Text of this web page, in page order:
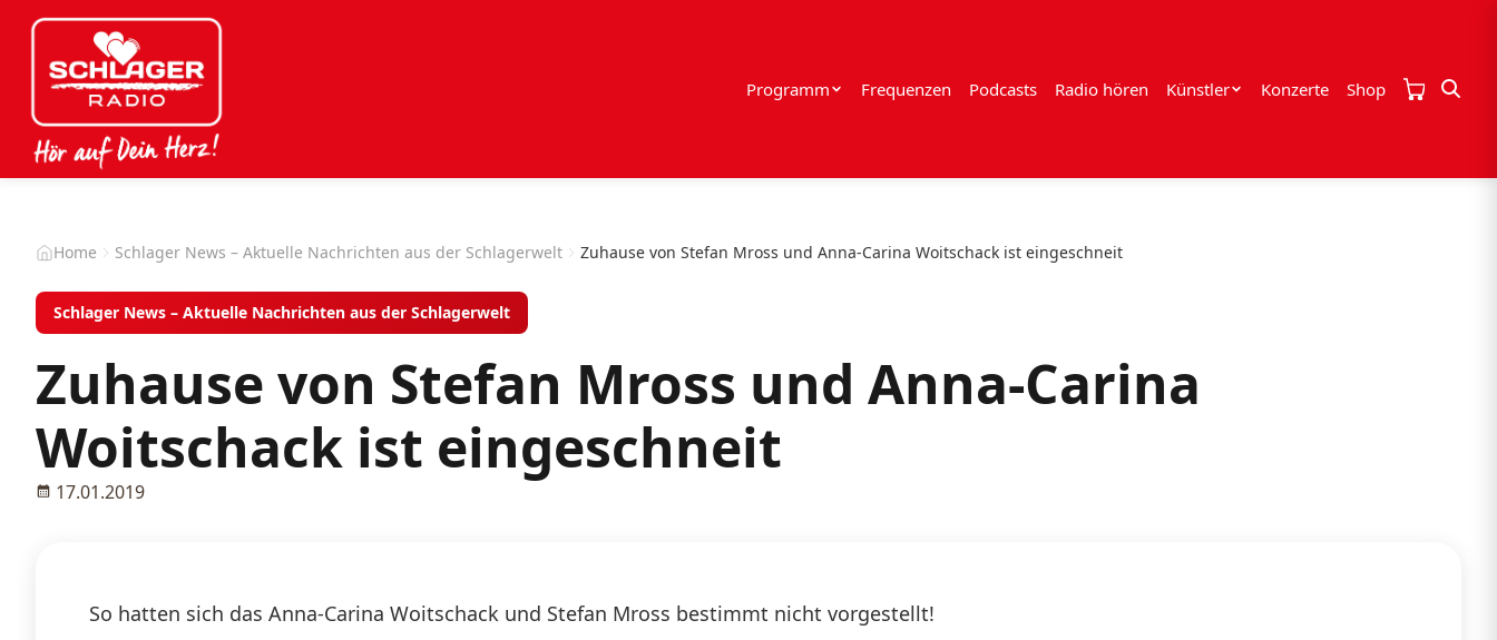
Programm Frequenzen Podcasts Radio hören Künstler Konzerte Shop
Home Schlager News – Aktuelle Nachrichten aus der Schlagerwelt Zuhause von Stefan Mross und Anna-Carina Woitschack ist eingeschneit
Schlager News – Aktuelle Nachrichten aus der Schlagerwelt
Zuhause von Stefan Mross und Anna-Carina
Woitschack ist eingeschneit
17.01.2019
So hatten sich das Anna-Carina Woitschack und Stefan Mross bestimmt nicht vorgestellt!